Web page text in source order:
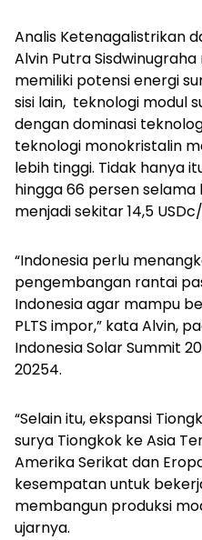
Analis Ketenagalistrikan
Alvin Putra
memiliki potensi energi
sisi lain, teknologi modul
dengan dominasi
teknologi monokristalin
lebih tinggi. Tidak hanya
hingga 66 persen
menjadi sekitar 14,5
“Indonesia perlu
pengembangan rantai
Indonesia agar mampu
PLTS impor,” kata Alvin,
Indonesia Solar Summit
20254.
“Selain itu, ekspansi
surya Tiongkok ke Asia
Amerika Serikat dan
kesempatan untuk
membangun produksi
ujarnya.